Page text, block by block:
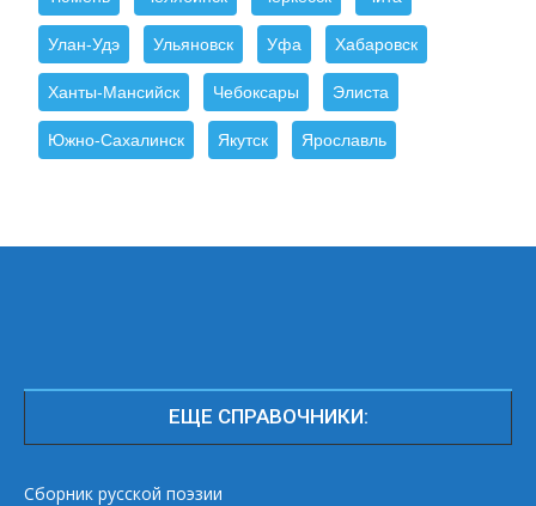
Улан-Удэ Ульяновск Уфа Хабаровск
Ханты-Мансийск Чебоксары Элиста
Южно-Сахалинск Якутск Ярославль
ЕЩЕ СПРАВОЧНИКИ:
Сборник русской поэзии